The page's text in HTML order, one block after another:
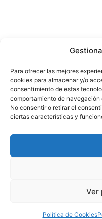
Para ofrecer las mejores
cookies para almacenar y/o
consentimiento de estas
comportamiento de
No consentir o retirar el
ciertas características y
Ver
Política de Cookies